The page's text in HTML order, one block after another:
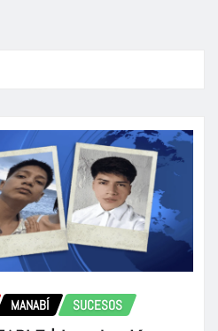
MANABÍ SUCESOS